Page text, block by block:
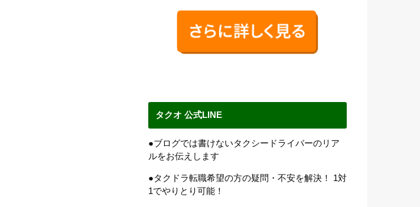
タクオ 公式LINE
●ブログでは書けないタクシードライバーのリア
ルをお伝えします
●タクドラ転職希望の方の疑問・不安を解決！ 1対
1でやりとり可能！